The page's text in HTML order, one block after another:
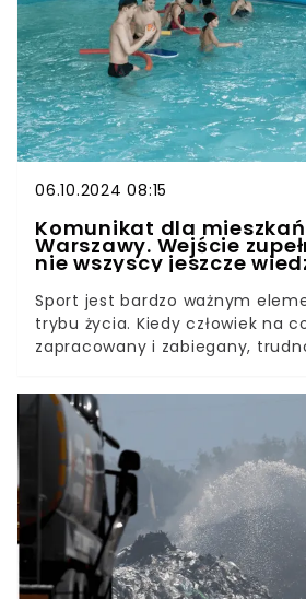
06.10.2024 08:15
Komunikat dla
Warszawy. Wejście
nie wszyscy jeszcze
Sport jest bardzo ważnym
trybu życia. Kiedy człowiek na
zapracowany i zabiegany,
kolejną akcję, która ma
korzystanie z przestrzeni
siłownie czy baseny. W ramach
sfinansowanego z Budżetu
z pływalni zaprasza na
końca 2024 roku. Kto i kiedy
skorzystać?